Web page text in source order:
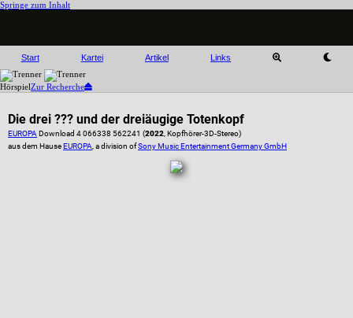
Springe zum Inhalt
Start Kartei Artikel Links
HörspielZur Recherche
Die drei ??? und der dreiäugige Totenkopf
EUROPA Download 4 066338 562241 (2022, Kopfhörer-3D-Stereo)
aus dem Hause EUROPA, a division ofSony Music Entertainment Germany GmbH